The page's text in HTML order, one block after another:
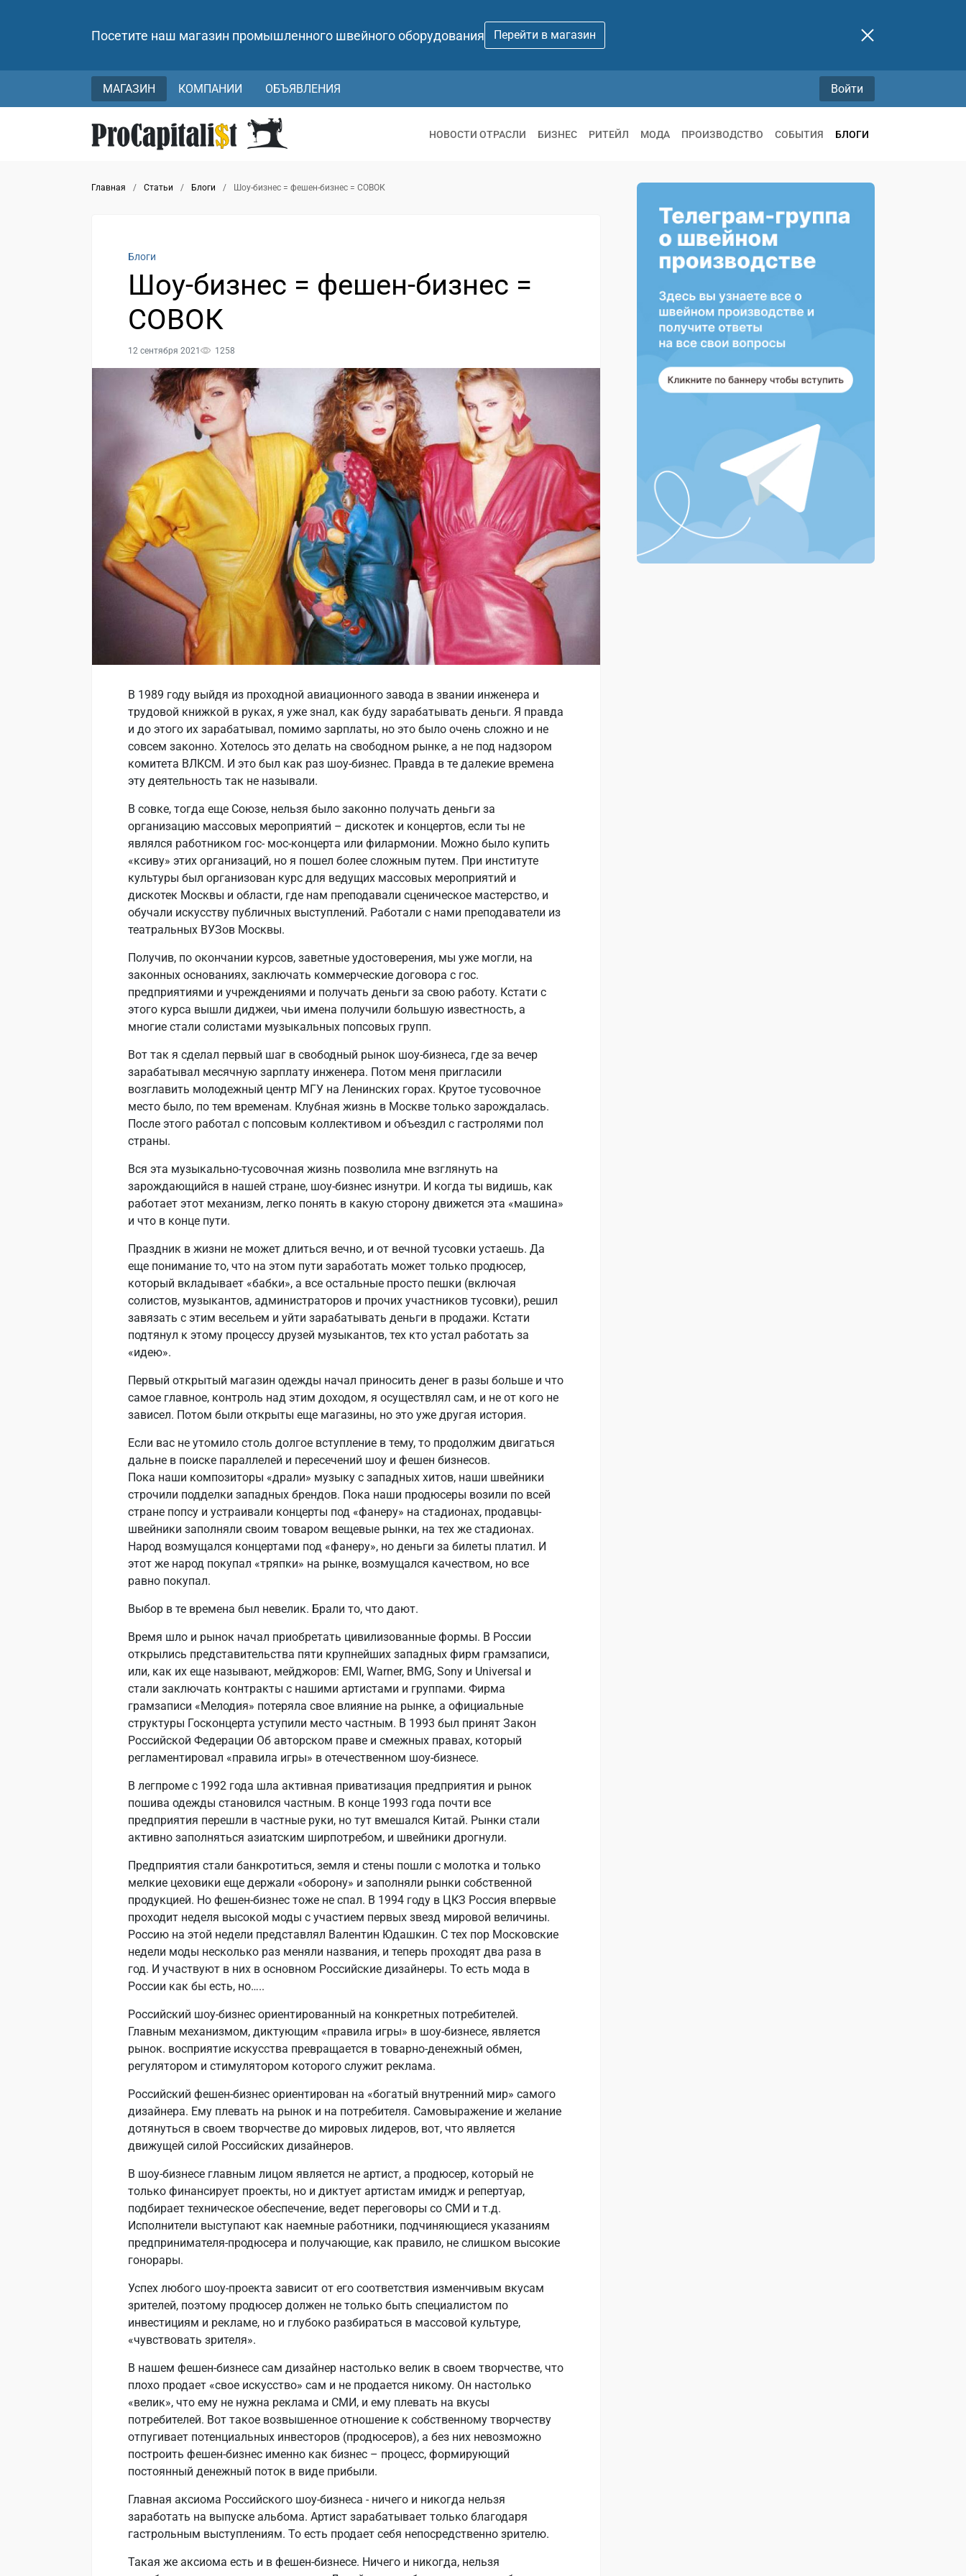
Посетите наш магазин промышленного швейного оборудования Перейти в магазин
МАГАЗИН КОМПАНИИ ОБЪЯВЛЕНИЯ Войти
НОВОСТИ ОТРАСЛИ БИЗНЕС РИТЕЙЛ МОДА ПРОИЗВОДСТВО СОБЫТИЯ БЛОГИ
Главная / Статьи / Блоги / Шоу-бизнес = фешен-бизнес = СОВОК
Блоги
Шоу-бизнес = фешен-бизнес =
СОВОК
12 сентября 2021 1258
В 1989 году выйдя из проходной авиационного завода в звании инженера и
трудовой книжкой в руках, я уже знал, как буду зарабатывать деньги. Я правда
и до этого их зарабатывал, помимо зарплаты, но это было очень сложно и не
совсем законно. Хотелось это делать на свободном рынке, а не под надзором
комитета ВЛКСМ. И это был как раз шоу-бизнес. Правда в те далекие времена
эту деятельность так не называли.
В совке, тогда еще Союзе, нельзя было законно получать деньги за
организацию массовых мероприятий – дискотек и концертов, если ты не
являлся работником гос- мос-концерта или филармонии. Можно было купить
«ксиву» этих организаций, но я пошел более сложным путем. При институте
культуры был организован курс для ведущих массовых мероприятий и
дискотек Москвы и области, где нам преподавали сценическое мастерство, и
обучали искусству публичных выступлений. Работали с нами преподаватели из
театральных ВУЗов Москвы.
Получив, по окончании курсов, заветные удостоверения, мы уже могли, на
законных основаниях, заключать коммерческие договора с гос.
предприятиями и учреждениями и получать деньги за свою работу. Кстати с
этого курса вышли диджеи, чьи имена получили большую известность, а
многие стали солистами музыкальных попсовых групп.
Вот так я сделал первый шаг в свободный рынок шоу-бизнеса, где за вечер
зарабатывал месячную зарплату инженера. Потом меня пригласили
возглавить молодежный центр МГУ на Ленинских горах. Крутое тусовочное
место было, по тем временам. Клубная жизнь в Москве только зарождалась.
После этого работал с попсовым коллективом и объездил с гастролями пол
страны.
Вся эта музыкально-тусовочная жизнь позволила мне взглянуть на
зарождающийся в нашей стране, шоу-бизнес изнутри. И когда ты видишь, как
работает этот механизм, легко понять в какую сторону движется эта «машина»
и что в конце пути.
Праздник в жизни не может длиться вечно, и от вечной тусовки устаешь. Да
еще понимание то, что на этом пути заработать может только продюсер,
который вкладывает «бабки», а все остальные просто пешки (включая
солистов, музыкантов, администраторов и прочих участников тусовки), решил
завязать с этим весельем и уйти зарабатывать деньги в продажи. Кстати
подтянул к этому процессу друзей музыкантов, тех кто устал работать за
«идею».
Первый открытый магазин одежды начал приносить денег в разы больше и что
самое главное, контроль над этим доходом, я осуществлял сам, и не от кого не
зависел. Потом были открыты еще магазины, но это уже другая история.
Если вас не утомило столь долгое вступление в тему, то продолжим двигаться
дальне в поиске параллелей и пересечений шоу и фешен бизнесов.
Пока наши композиторы «драли» музыку с западных хитов, наши швейники
строчили подделки западных брендов. Пока наши продюсеры возили по всей
стране попсу и устраивали концерты под «фанеру» на стадионах, продавцы-
швейники заполняли своим товаром вещевые рынки, на тех же стадионах.
Народ возмущался концертами под «фанеру», но деньги за билеты платил. И
этот же народ покупал «тряпки» на рынке, возмущался качеством, но все
равно покупал.
Выбор в те времена был невелик. Брали то, что дают.
Время шло и рынок начал приобретать цивилизованные формы. В России
открылись представительства пяти крупнейших западных фирм грамзаписи,
или, как их еще называют, мейджоров: EMI, Warner, BMG, Sony и Universal и
стали заключать контракты с нашими артистами и группами. Фирма
грамзаписи «Мелодия» потеряла свое влияние на рынке, а официальные
структуры Госконцерта уступили место частным. В 1993 был принят Закон
Российской Федерации Об авторском праве и смежных правах, который
регламентировал «правила игры» в отечественном шоу-бизнесе.
В легпроме с 1992 года шла активная приватизация предприятия и рынок
пошива одежды становился частным. В конце 1993 года почти все
предприятия перешли в частные руки, но тут вмешался Китай. Рынки стали
активно заполняться азиатским ширпотребом, и швейники дрогнули.
Предприятия стали банкротиться, земля и стены пошли с молотка и только
мелкие цеховики еще держали «оборону» и заполняли рынки собственной
продукцией. Но фешен-бизнес тоже не спал. В 1994 году в ЦКЗ Россия впервые
проходит неделя высокой моды с участием первых звезд мировой величины.
Россию на этой недели представлял Валентин Юдашкин. С тех пор Московские
недели моды несколько раз меняли названия, и теперь проходят два раза в
год. И участвуют в них в основном Российские дизайнеры. То есть мода в
России как бы есть, но…..
Российский шоу-бизнес ориентированный на конкретных потребителей.
Главным механизмом, диктующим «правила игры» в шоу-бизнесе, является
рынок. восприятие искусства превращается в товарно-денежный обмен,
регулятором и стимулятором которого служит реклама.
Российский фешен-бизнес ориентирован на «богатый внутренний мир» самого
дизайнера. Ему плевать на рынок и на потребителя. Самовыражение и желание
дотянуться в своем творчестве до мировых лидеров, вот, что является
движущей силой Российских дизайнеров.
В шоу-бизнесе главным лицом является не артист, а продюсер, который не
только финансирует проекты, но и диктует артистам имидж и репертуар,
подбирает техническое обеспечение, ведет переговоры со СМИ и т.д.
Исполнители выступают как наемные работники, подчиняющиеся указаниям
предпринимателя-продюсера и получающие, как правило, не слишком высокие
гонорары.
Успех любого шоу-проекта зависит от его соответствия изменчивым вкусам
зрителей, поэтому продюсер должен не только быть специалистом по
инвестициям и рекламе, но и глубоко разбираться в массовой культуре,
«чувствовать зрителя».
В нашем фешен-бизнесе сам дизайнер настолько велик в своем творчестве, что
плохо продает «свое искусство» сам и не продается никому. Он настолько
«велик», что ему не нужна реклама и СМИ, и ему плевать на вкусы
потребителей. Вот такое возвышенное отношение к собственному творчеству
отпугивает потенциальных инвесторов (продюсеров), а без них невозможно
построить фешен-бизнес именно как бизнес – процесс, формирующий
постоянный денежный поток в виде прибыли.
Главная аксиома Российского шоу-бизнеса - ничего и никогда нельзя
заработать на выпуске альбома. Артист зарабатывает только благодаря
гастрольным выступлениям. То есть продает себя непосредственно зрителю.
Такая же аксиома есть и в фешен-бизнесе. Ничего и никогда, нельзя